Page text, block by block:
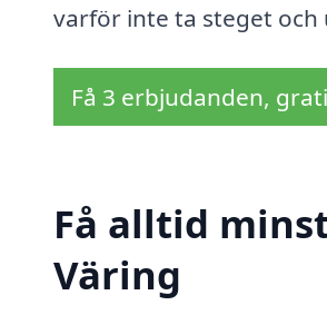
varför inte ta steget
Få 3 erbjudanden,
Få alltid
Väring